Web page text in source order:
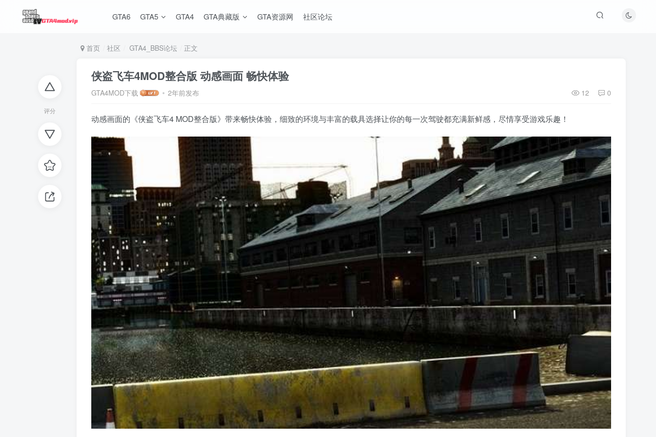
GTA6 GTA5 GTA4 GTA典藏版 GTA资源网 社区论坛
评分
首页 社区 GTA4_BBS论坛 正文
侠盗飞车4MOD整合版 动感画面 畅快体验
GTA4MOD下载 2年前发布 12 0
动感画面的《侠盗飞车4 MOD整合版》带来畅快体验，细致的环境与丰富的载具选择让你的每一次驾驶都充满新鲜感，尽情享受游戏乐趣！